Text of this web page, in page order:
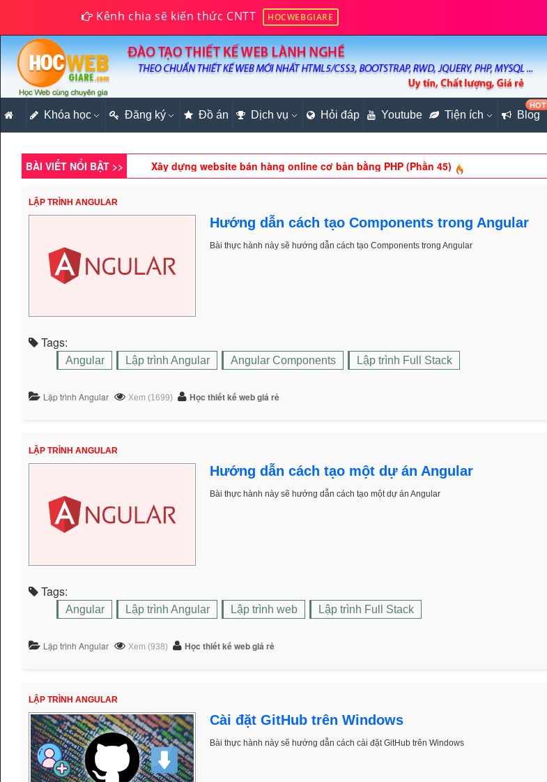
Kênh chia sẽ kiến thức CNTT HOCWEBGIARE
Khóa học Đăng ký Đồ án Dịch vụ Hỏi đáp Youtube Tiện ích Blog
HOT
BÀI VIẾT NỔI BẬT >>
Bài 16: Tạo Captive Portal Wifi
Xây dựng website bán hàng online cơ bản bằng PHP (Phần 45)
Tạo banner quảng cáo chạy dọc 2 bên website
LẬP TRÌNH ANGULAR
Hướng dẫn cách tạo Components trong Angular
Bài thực hành này sẽ hướng dẫn cách tạo Components trong Angular
Tags:
Angular Lập trình Angular Angular Components Lập trình Full Stack
Lập trình Angular Xem (1699) Học thiết kế web giá rẻ
LẬP TRÌNH ANGULAR
Hướng dẫn cách tạo một dự án Angular
Bài thực hành này sẽ hướng dẫn cách tạo một dự án Angular
Tags:
Angular Lập trình Angular Lập trình web Lập trình Full Stack
Lập trình Angular Xem (938) Học thiết kế web giá rẻ
LẬP TRÌNH ANGULAR
Cài đặt GitHub trên Windows
Bài thực hành này sẽ hướng dẫn cách cài đặt GitHub trên Windows